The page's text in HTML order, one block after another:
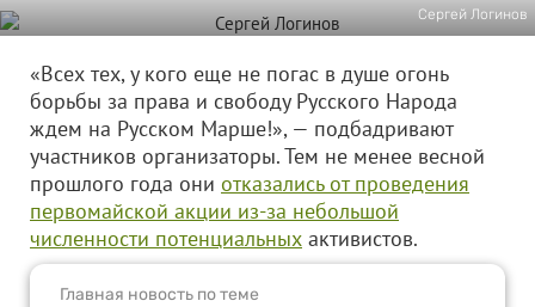
Сергей Логинов
«Всех тех, у кого еще не погас в душе огонь
борьбы за права и свободу Русского Народа
ждем на Русском Марше!», — подбадривают
участников организаторы. Тем не менее весной
прошлого года они отказались от проведения
первомайской акции из-за небольшой
численности потенциальных активистов.
Главная новость по теме